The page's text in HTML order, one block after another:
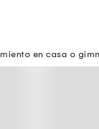
en casa o